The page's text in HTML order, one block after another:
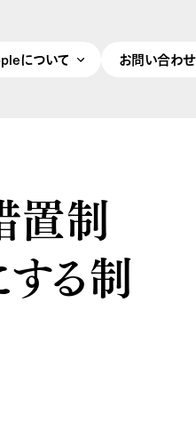
について お問い合わせ
置制
る制